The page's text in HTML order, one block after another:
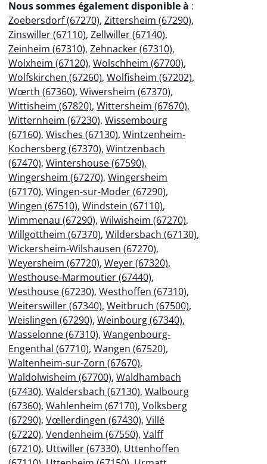
Nous sommes également disponible à :
Zoebersdorf (67270), Zittersheim (67290),
Zinswiller (67110), Zellwiller (67140),
Zeinheim (67310), Zehnacker (67310),
Wolxheim (67120), Wolschheim (67700),
Wolfskirchen (67260), Wolfisheim (67202),
Wœrth (67360), Wiwersheim (67370),
Wittisheim (67820), Wittersheim (67670),
Witternheim (67230), Wissembourg
(67160), Wisches (67130), Wintzenheim-
Kochersberg (67370), Wintzenbach
(67470), Wintershouse (67590),
Wingersheim (67270), Wingersheim
(67170), Wingen-sur-Moder (67290),
Wingen (67510), Windstein (67110),
Wimmenau (67290), Wilwisheim (67270),
Willgottheim (67370), Wildersbach (67130),
Wickersheim-Wilshausen (67270),
Weyersheim (67720), Weyer (67320),
Westhouse-Marmoutier (67440),
Westhouse (67230), Westhoffen (67310),
Weiterswiller (67340), Weitbruch (67500),
Weislingen (67290), Weinbourg (67340),
Wasselonne (67310), Wangenbourg-
Engenthal (67710), Wangen (67520),
Waltenheim-sur-Zorn (67670),
Waldolwisheim (67700), Waldhambach
(67430), Waldersbach (67130), Walbourg
(67360), Wahlenheim (67170), Volksberg
(67290), Vœllerdingen (67430), Villé
(67220), Vendenheim (67550), Valff
(67210), Uttwiller (67330), Uttenhoffen